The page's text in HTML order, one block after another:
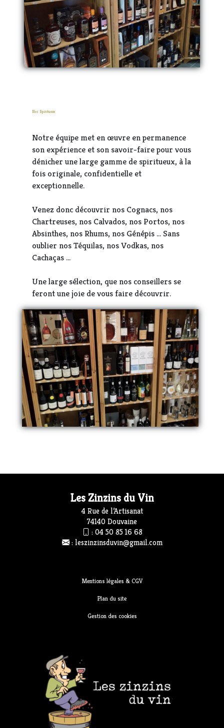
Nos Spiritueux
Notre équipe met en œuvre en permanence
son expérience et son savoir-faire pour vous
dénicher une large gamme de spiritueux, à la
fois originale, confidentielle et
exceptionnelle.
Venez donc découvrir nos Cognacs, nos
Chartreuses, nos Calvados, nos Portos, nos
Absinthes, nos Rhums, nos Génépis ... Sans
oublier nos Téquilas, nos Vodkas, nos
Cachaças ...
Une large sélection, que nos conseillers se
feront une joie de vous faire découvrir.
Les Zinzins du Vin
4 Rue de l’Artisanat
74140 Douvaine
: 04 50 85 16 68
: leszinzinsduvin@gmail.com
Mentions légales & CGV
Plan du site
Gestion des cookies